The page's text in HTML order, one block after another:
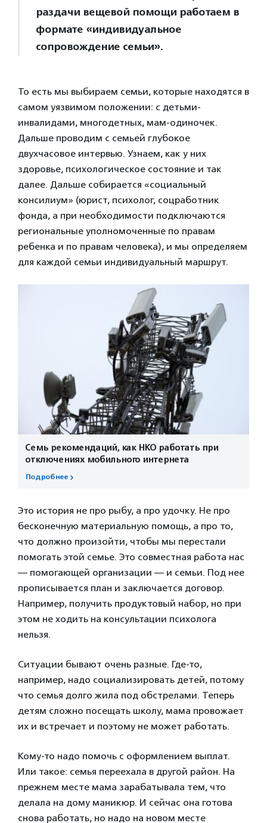
раздачи вещевой помощи работаем в
формате «индивидуальное
сопровождение семьи».
То есть мы выбираем семьи, которые находятся в
самом уязвимом положении: с детьми-
инвалидами, многодетных, мам-одиночек.
Дальше проводим с семьей глубокое
двухчасовое интервью. Узнаем, как у них
здоровье, психологическое состояние и так
далее. Дальше собирается «социальный
консилиум» (юрист, психолог, соцработник
фонда, а при необходимости подключаются
региональные уполномоченные по правам
ребенка и по правам человека), и мы определяем
для каждой семьи индивидуальный маршрут.
Семь рекомендаций, как НКО работать при
отключениях мобильного интернета
Подробнее
Это история не про рыбу, а про удочку. Не про
бесконечную материальную помощь, а про то,
что должно произойти, чтобы мы перестали
помогать этой семье. Это совместная работа нас
— помогающей организации — и семьи. Под нее
прописывается план и заключается договор.
Например, получить продуктовый набор, но при
этом не ходить на консультации психолога
нельзя.
Ситуации бывают очень разные. Где-то,
например, надо социализировать детей, потому
что семья долго жила под обстрелами. Теперь
детям сложно посещать школу, мама провожает
их и встречает и поэтому не может работать.
Кому-то надо помочь с оформлением выплат.
Или такое: семья переехала в другой район. На
прежнем месте мама зарабатывала тем, что
делала на дому маникюр. И сейчас она готова
снова работать, но надо на новом месте